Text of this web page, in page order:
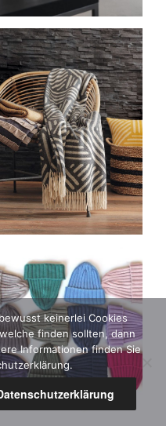
keinerlei Cookies
finden sollten, dann
Informationen finden Sie